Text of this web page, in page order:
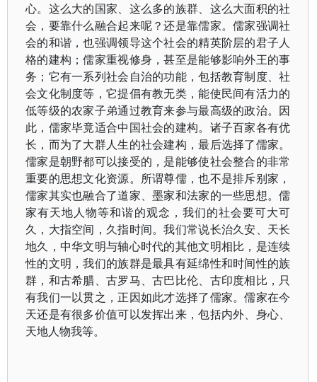
心。这么大的国家、这么多的族群、这么大面积的社
会，要靠什么融合起来呢？还是靠儒家。儒家强调社
会的和谐，也强调领导这个社会的精英阶层的君子人
格的建构；儒家重视修身，甚至是能够影响外王的事
务；它有一系列社会自治的功能，包括教育制度、社
会文化制度等，它提倡有教无类，能使民间有活力的
低等级的农家子弟通过教育来参与最高级的政治。因
此，儒家毕竟适合中国社会的建构。诸子百家各有优
长，而为了大群人生的社会建构，最后选择了儒家。
儒家是朝野都可以接受的，是能够使社会整合的非常
重要的思想文化资源。所谓尊儒，也不是排斥别家，
儒家其实也融合了道家、墨家和法家的一些思想。儒
家有天地人物等和谐的观念，我们的社会要可大可
久，大指空间，久指时间。我们常说长治久安、天长
地久，中华文明与轴心时代的其他文明相比，是连续
性的文明，我们的族群是最具有延绵性和时间性的族
群，和古希腊、古罗马、古巴比伦、古印度相比，只
有我们一以贯之，正因如此才选择了儒家。儒家在今
天还是有很多价值可以发挥出来，包括内外、身心、
天地人物我等。